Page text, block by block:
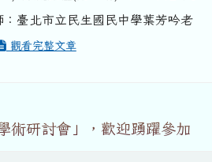
臺北市立民生國民中學葉芳吟老
觀看完整文章
術研討會」，歡迎踴躍參加